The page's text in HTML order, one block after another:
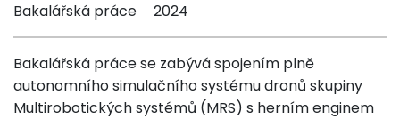
Bakalářská práce
2024
Bakalářská práce se zabývá spojením plně
autonomního simulačního systému dronů skupiny
Multirobotických systémů (MRS) s herním enginem